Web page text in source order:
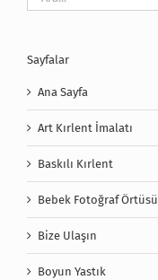
Sayfalar
Ana Sayfa
Art Kırlent İmalatı
Baskılı Kırlent
Bebek Fotoğraf Örtüsü
Bize Ulaşın
Boyun Yastık